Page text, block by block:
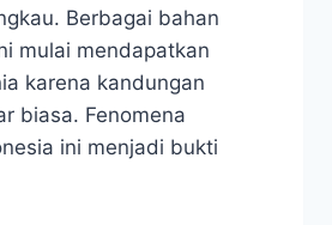
Berbagai bahan
mulai mendapatkan
karena kandungan
biasa. Fenomena
ini menjadi bukti